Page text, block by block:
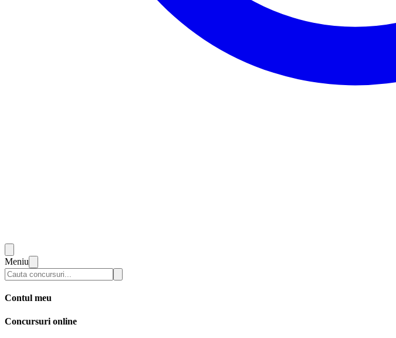
Meniu
Contul meu
Concursuri online